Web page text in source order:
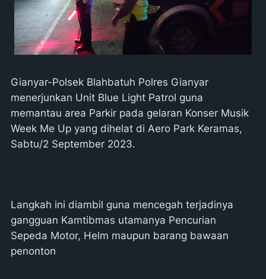
Gianyar-Polsek Blahbatuh Polres Gianyar
menerjunkan Unit Blue Light Patrol guna
memantau area Parkir pada gelaran Konser Musik
Week Me Up yang dihelat di Aero Park Keramas,
Sabtu/2 September 2023.
Langkah ini diambil guna mencegah terjadinya
gangguan Kamtibmas utamanya Pencurian
Sepeda Motor, Helm maupun barang bawaan
penonton